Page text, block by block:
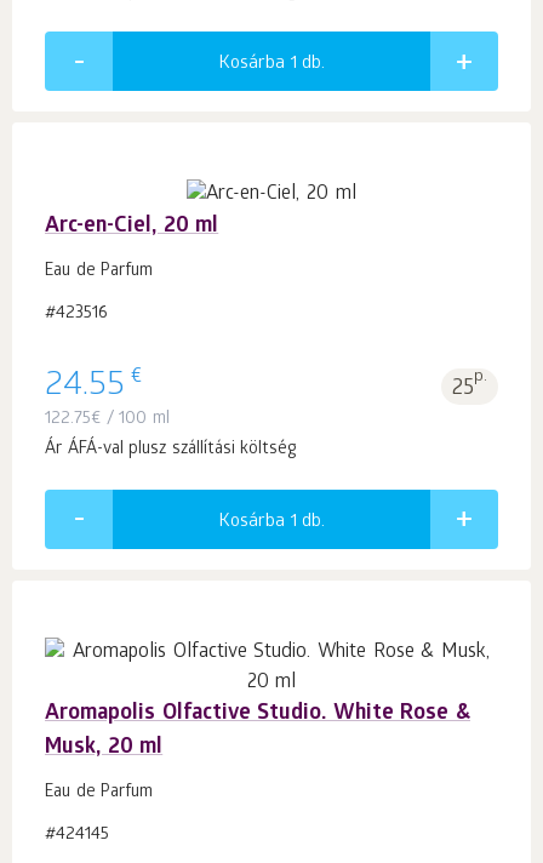
Kosárba 1 db.
Arc-en-Ciel, 20 ml
Eau de Parfum
#423516
24.55 € 25p.
122.75€ / 100 ml
Ár ÁFÁ-val plusz szállítási költség
Kosárba 1 db.
Aromapolis Olfactive Studio. White Rose &
Musk, 20 ml
Eau de Parfum
#424145